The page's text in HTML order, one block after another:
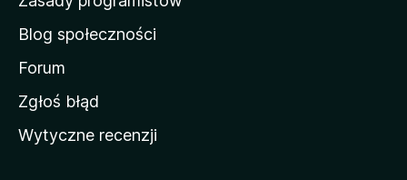
M
o
z
l
Blog społeczności
Forum
Zgłoś błąd
Wytyczne recenzji